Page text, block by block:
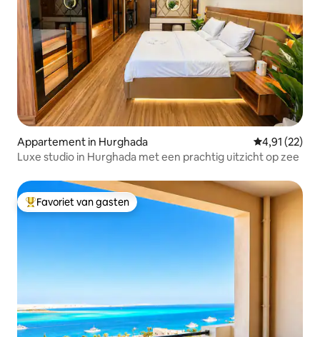
Appartement in Hurghada Gemiddelde
4,91 (22)
Luxe studio in Hurghada met een prachtig uitzicht op zee
Topfavoriet van gasten
Favoriet van gasten